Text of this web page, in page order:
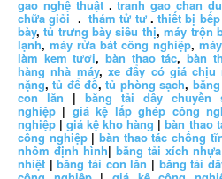
gao nghệ thuật.tranh gao chan
chữa giỏi .thám tử tư.thiết bị bếp
bày,tủ trưng bày siêu thị,máy trộn
lạnh, máy rửa bát công nghiệp,
làm kem tươi,bàn thao tác,bàn
hàng nhà máy, xe đẩy có giá chịu
nặng,tủ để đồ,tủ phòng sạch,
con lăn | băng tải dây chuyền
nghiệp | giá kệ lắp ghép công
nghiệp |giá kệ kho hàng |bàn thao
công nghiệp|bàn thao tác chống
nhôm định hình| băng tải xích
nhiệt |băng tải con lăn | băng tải